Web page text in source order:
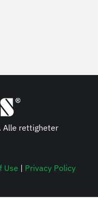
Alle rettigheter
Use | Privacy Policy